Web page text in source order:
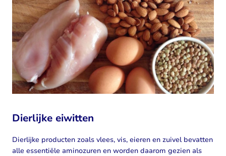
Dierlijke eiwitten
Dierlijke producten zoals vlees, vis, eieren en zuivel bevatten
alle essentiële aminozuren en worden daarom gezien als